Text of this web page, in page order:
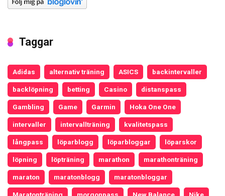
Taggar
Adidas alternativ träning ASICS backintervaller
backlöpning betting Casino distanspass
Gambling Game Garmin Hoka One One
intervaller intervallträning kvalitetspass
långpass löparblogg löparbloggar löparskor
löpning löpträning marathon marathonträning
maraton maratonblogg maratonbloggar
Maratonträning morgonpass New Balance Nike